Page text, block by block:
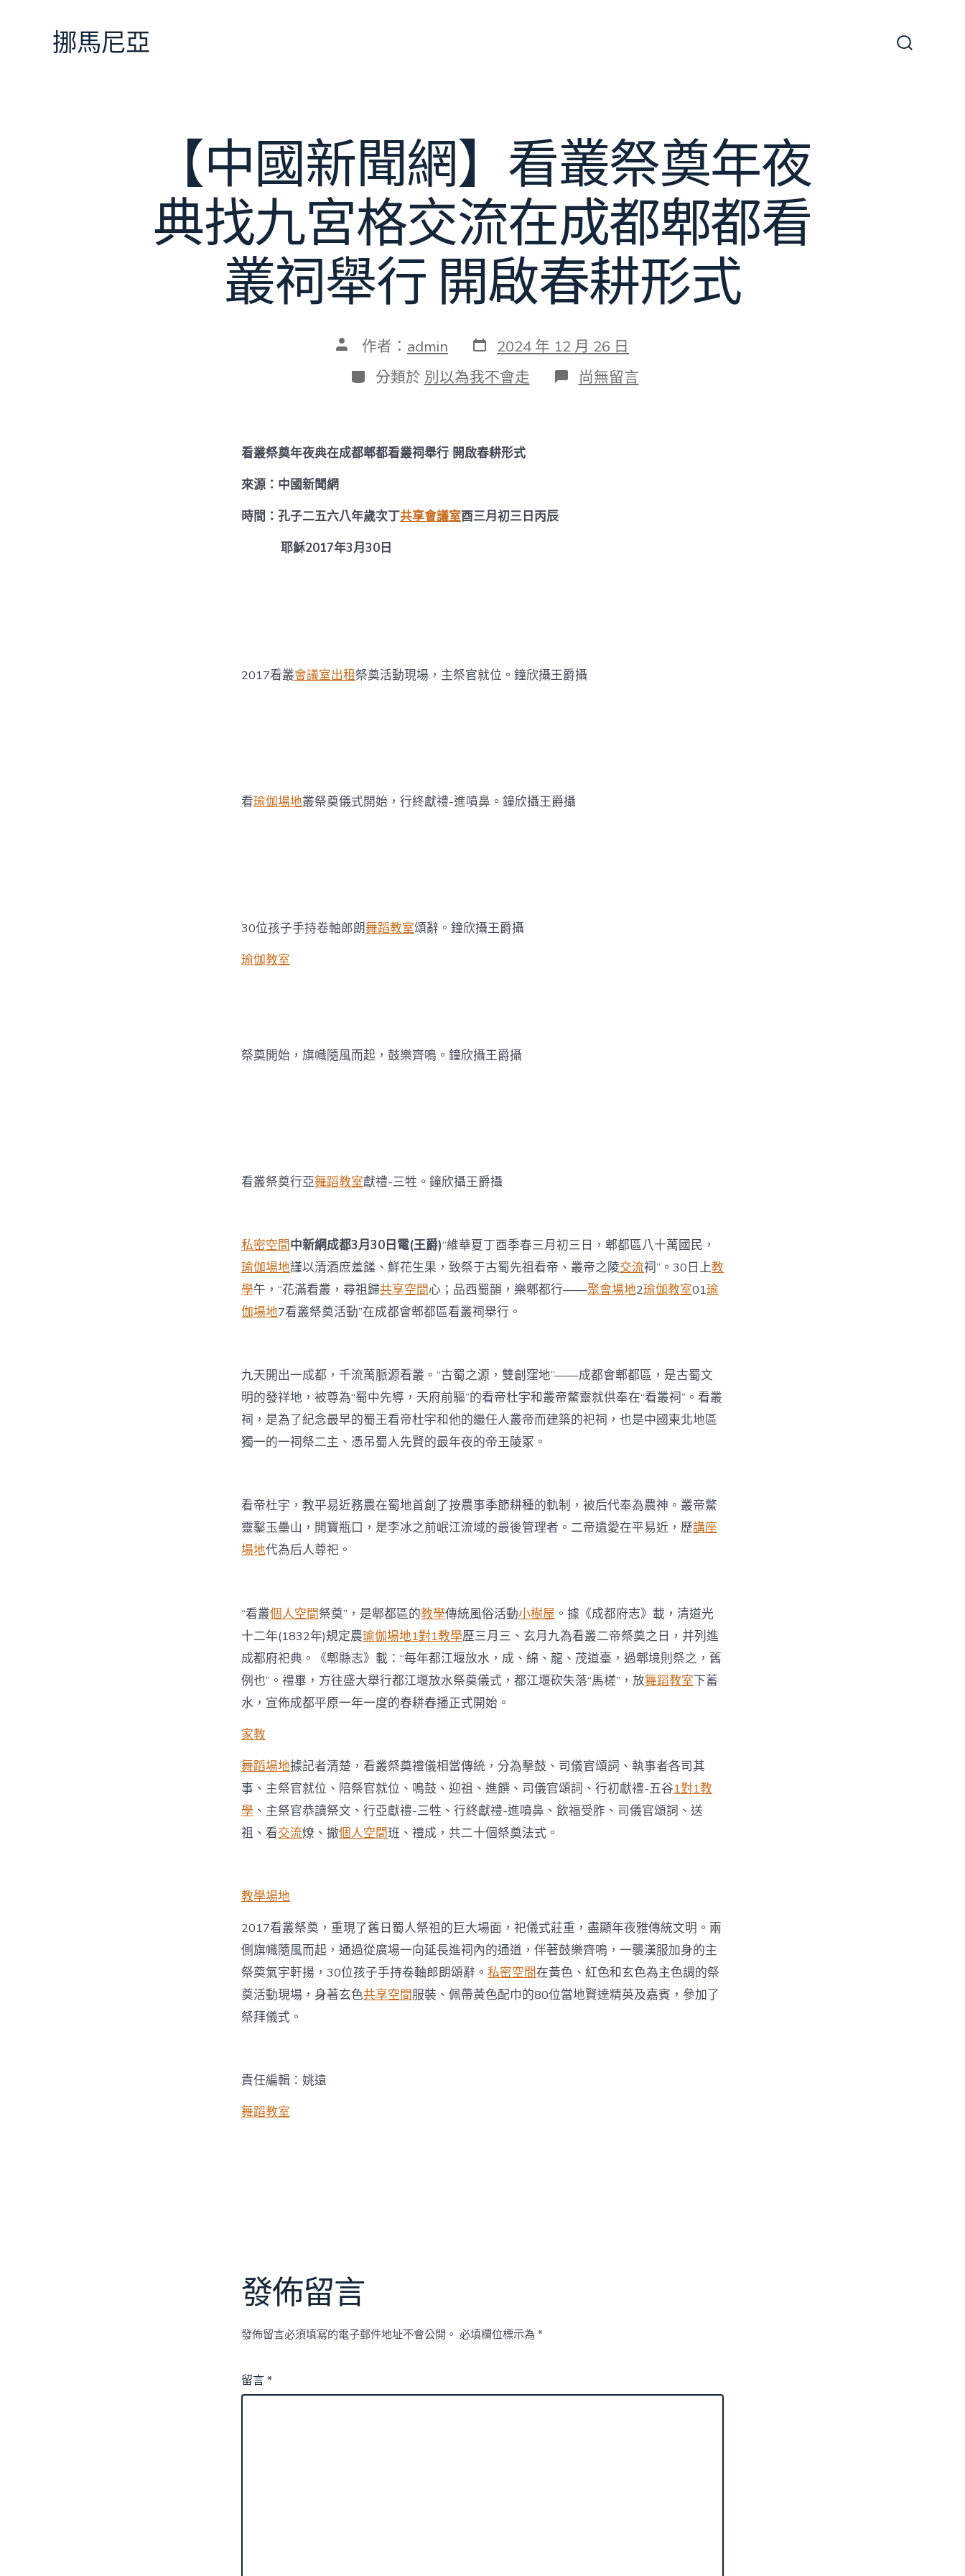
挪馬尼亞
【中國新聞網】看叢祭奠年夜
典找九宮格交流在成都郫都看
叢祠舉行 開啟春耕形式
文 作者： admin 發
表
日
期
2024 年 12 月 26 日
分
類
分類於 別以為我不會走 在
〈【中
成
都
尚無留言
看叢祭奠年夜典在成都郫都看叢祠舉行 開啟春耕形式
來源：中國新聞網
時間：孔子二五六八年歲次丁共享會議室酉三月初三日丙辰
耶穌2017年3月30日
2017看叢會議室出租祭奠活動現場，主祭官就位。鐘欣攝王爵攝
看瑜伽場地叢祭奠儀式開始，行終獻禮-進噴鼻。鐘欣攝王爵攝
30位孩子手持卷軸郎朗舞蹈教室頌辭。鐘欣攝王爵攝
瑜伽教室
祭奠開始，旗幟隨風而起，鼓樂齊鳴。鐘欣攝王爵攝
看叢祭奠行亞舞蹈教室獻禮-三牲。鐘欣攝王爵攝
私密空間中新網成都3月30日電(王爵)“維華夏丁酉季春三月初三日，郫都區八十萬國民，
瑜伽場地謹以清酒庶羞饈、鮮花生果，致祭于古蜀先祖看帝、叢帝之陵交流祠”。30日上教
學午，“花滿看叢，尋祖歸共享空間心；品西蜀韻，樂郫都行——聚會場地2瑜伽教室01瑜
伽場地7看叢祭奠活動”在成都會郫都區看叢祠舉行。
九天開出一成都，千流萬脈源看叢。“古蜀之源，雙創窪地”——成都會郫都區，是古蜀文
明的發祥地，被尊為“蜀中先導，天府前驅”的看帝杜宇和叢帝鱉靈就供奉在“看叢祠”。看叢
祠，是為了紀念最早的蜀王看帝杜宇和他的繼任人叢帝而建築的祀祠，也是中國東北地區
獨一的一祠祭二主、憑吊蜀人先賢的最年夜的帝王陵冢。
看帝杜宇，教平易近務農在蜀地首創了按農事季節耕種的軌制，被后代奉為農神。叢帝鱉
靈鑿玉壘山，開寶瓶口，是李冰之前岷江流域的最後管理者。二帝遺愛在平易近，歷講座
場地代為后人尊祀。
“看叢個人空間祭奠”，是郫都區的教學傳統風俗活動小樹屋 。據《成都府志》載，清道光
十二年(1832年)規定農瑜伽場地1對1教學歷三月三、玄月九為看叢二帝祭奠之日，并列進
成都府祀典。《郫縣志》載：“每年都江堰放水，成、綿、龍、茂道臺，過郫境則祭之，舊
例也”。禮畢，方往盛大舉行都江堰放水祭奠儀式，都江堰砍失落“馬槎”，放舞蹈教室下蓄
水，宣佈成都平原一年一度的春耕春播正式開始。
家教
舞蹈場地據記者清楚，看叢祭奠禮儀相當傳統，分為擊鼓、司儀官頌詞、執事者各司其
事、主祭官就位、陪祭官就位、鳴鼓、迎祖、進饌、司儀官頌詞、行初獻禮-五谷1對1教
學 、主祭官恭讀祭文、行亞獻禮-三牲、行終獻禮-進噴鼻、飲福受胙、司儀官頌詞、送
祖、看交流燎、撤個人空間班、禮成，共二十個祭奠法式。
教學場地
2017看叢祭奠，重現了舊日蜀人祭祖的巨大場面，祀儀式莊重，盡顯年夜雅傳統文明。兩
側旗幟隨風而起，通過從廣場一向延長進祠內的通道，伴著鼓樂齊鳴，一襲漢服加身的主
祭奠氣宇軒揚，30位孩子手持卷軸郎朗頌辭。 私密空間在黃色、紅色和玄色為主色調的祭
奠活動現場，身著玄色共享空間服裝、佩帶黃色配巾的80位當地賢達精英及嘉賓，參加了
祭拜儀式。
責任編輯：姚遠
舞蹈教室
發佈留言
發佈留言必須填寫的電子郵件地址不會公開。 必填欄位標示為 *
留言*